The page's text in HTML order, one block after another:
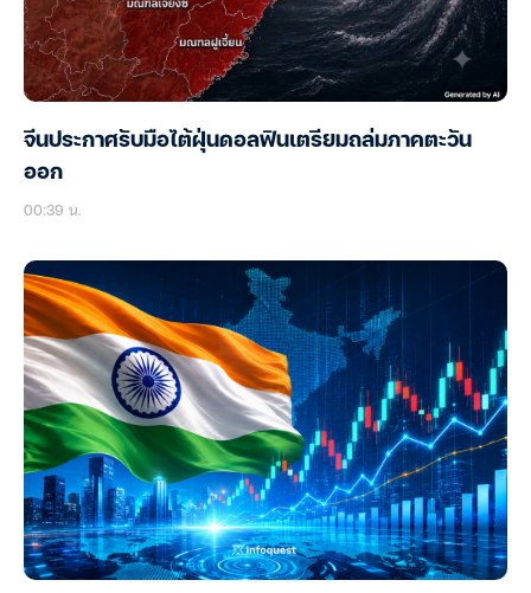
จีนประกาศรับมือไต้ฝุ่นดอลฟินเตรียมถล่มภาคตะวัน
ออก
00:39 น.